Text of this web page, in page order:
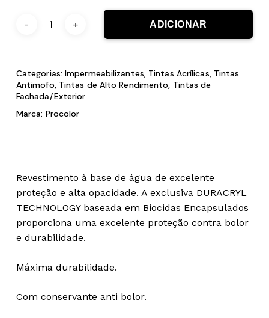
ADICIONAR
Categorias:Impermeabilizantes, Tintas Acrílicas, Tintas
Antimofo, Tintas de Alto Rendimento, Tintas de
Fachada/Exterior
Marca: Procolor
Revestimento à base de água de excelente
proteção e alta opacidade. A exclusiva DURACRYL
TECHNOLOGY baseada em Biocidas Encapsulados
proporciona uma excelente proteção contra bolor
e durabilidade.
Máxima durabilidade.
Com conservante anti bolor.